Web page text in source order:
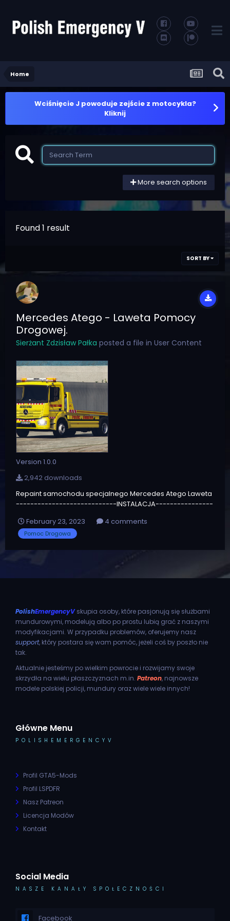
Home
Wciśnięcie J powoduje zejście z motocykla?
Kliknij
More search options
Found 1 result
SORT BY
Mercedes Atego - Laweta Pomocy
Drogowej.
Sierżant Zdzisław Pałka posted a file in User Content
Version 1.0.0
2,942 downloads
Repaint samochodu specjalnego Mercedes Atego Laweta
----------------------------INSTALACJA----------------
pojazd zastępuje flatbed. Należy podmienić pliki fatbed.ytd
oraz flatbed+hi.ytd W paczce opcjonalnie znajduje się
February 23, 2023 4 comments
Pomoc Drogowa
PolishEmergencyVskupia osoby, które pasjonują się służbami
mundurowymi, modelują albo po prostu lubią grać z naszymi
modyfikacjami. W przypadku problemów, oferujemy nasz
support, który postara się wam pomóc, jeżeli coś by poszło nie
tak.
Aktualnie jesteśmy po wielkim powrocie i rozwijamy swoje
skrzydła na wielu płaszczyznach m.in. Patreon, najnowsze
modele polskiej policji, mundury oraz wiele wiele innych!
Główne Menu
POLISHEMERGENCYV
Profil GTA5-Mods
Profil LSPDFR
Nasz Patreon
Licencja Modów
Kontakt
Social Media
NASZE KANAŁY SPOŁECZNOŚCI
Facebook